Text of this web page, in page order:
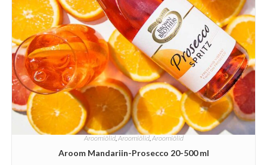
Aroomiõlid,Aroomiõlid,Aroomiõlid
Aroom Mandariin-Prosecco 20-500 ml